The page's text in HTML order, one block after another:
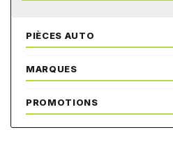
PIÈCES AUTO
MARQUES
PROMOTIONS